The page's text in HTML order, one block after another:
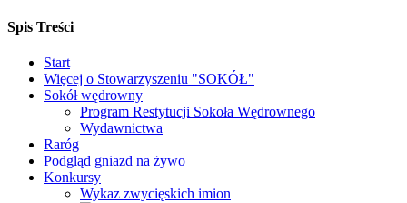
Spis Treści
Start
Więcej o Stowarzyszeniu "SOKÓŁ"
Sokół wędrowny
Program Restytucji Sokoła Wędrownego
Wydawnictwa
Raróg
Podgląd gniazd na żywo
Konkursy
Wykaz zwycięskich imion